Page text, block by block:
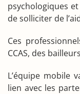
psychologiques
de solliciter de
Ces
CCAS, des
L’équipe mobile
lien avec les